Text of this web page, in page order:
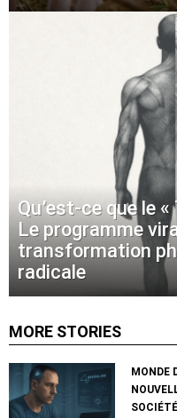
Qu’est-ce que le
Le programme
transformation
radicale
MORE STORIES
MONDE